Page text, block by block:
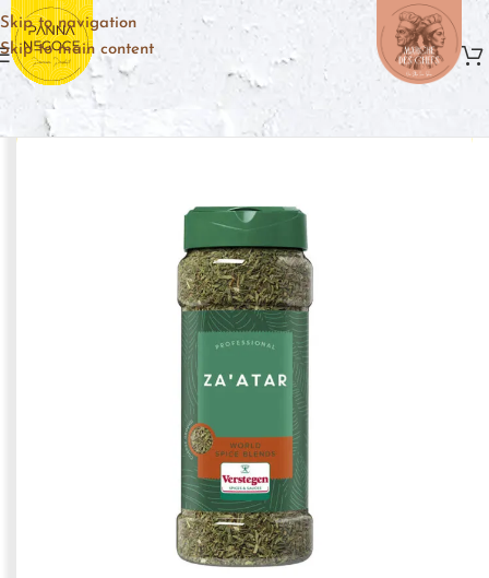
Skip to navigation
Skip to main content